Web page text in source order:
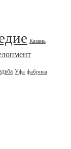
Казань
Уфа фабрика